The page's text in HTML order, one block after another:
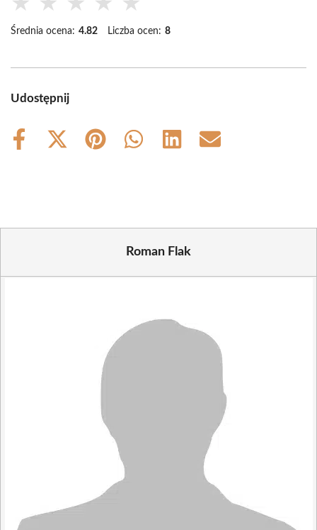
Średnia ocena: 4.82 Liczba ocen: 8
Udostępnij
Share
Share
Share
Share
Share
Share
Roman Flak